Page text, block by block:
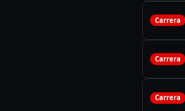
Carrera
Carrera
Carrera